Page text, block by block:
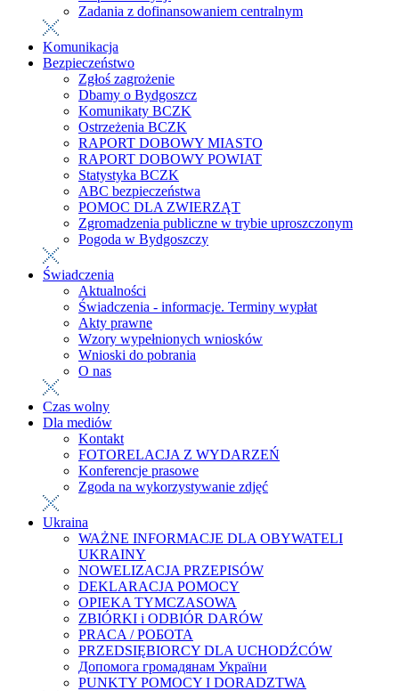
Zadania z dofinansowaniem centralnym
Komunikacja
Bezpieczeństwo
Zgłoś zagrożenie
Dbamy o Bydgoszcz
Komunikaty BCZK
Ostrzeżenia BCZK
RAPORT DOBOWY MIASTO
RAPORT DOBOWY POWIAT
Statystyka BCZK
ABC bezpieczeństwa
POMOC DLA ZWIERZĄT
Zgromadzenia publiczne w trybie uproszczonym
Pogoda w Bydgoszczy
Świadczenia
Aktualności
Świadczenia - informacje. Terminy wypłat
Akty prawne
Wzory wypełnionych wniosków
Wnioski do pobrania
O nas
Czas wolny
Dla mediów
Kontakt
FOTORELACJA Z WYDARZEŃ
Konferencje prasowe
Zgoda na wykorzystywanie zdjęć
Ukraina
WAŻNE INFORMACJE DLA OBYWATELI
UKRAINY
NOWELIZACJA PRZEPISÓW
DEKLARACJA POMOCY
OPIEKA TYMCZASOWA
ZBIÓRKI i ODBIÓR DARÓW
PRACA / РОБОТА
PRZEDSIĘBIORCY DLA UCHODŹCÓW
Допомога громадянам України
PUNKTY POMOCY I DORADZTWA